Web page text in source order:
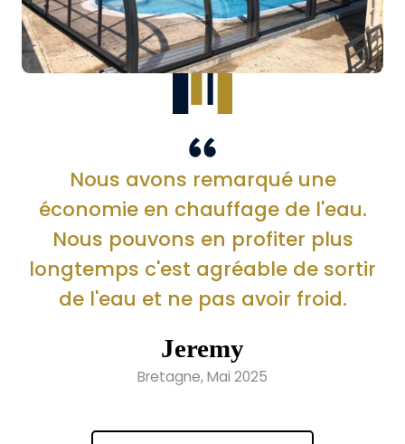
Nous avons remarqué une
économie en chauffage de l'eau.
Nous pouvons en profiter plus
longtemps c'est agréable de sortir
de l'eau et ne pas avoir froid.
Jeremy
Bretagne, Mai 2025